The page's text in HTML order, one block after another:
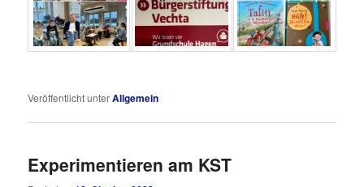
Veröffentlicht unterAllgemein
Experimentieren am KST